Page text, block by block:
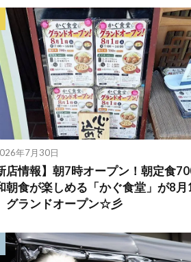
年7月30日
店情報】朝7時オープン！朝定食
朝食が楽しめる「かぐ食堂」が8月
グランドオープン☆彡